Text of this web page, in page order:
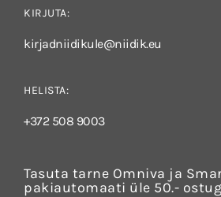
KIRJUTA:
kirjadniidikule@niidik.eu
HELISTA:
+372 508 9003
Tasuta tarne Omniva ja
pakiautomaati üle 50.-